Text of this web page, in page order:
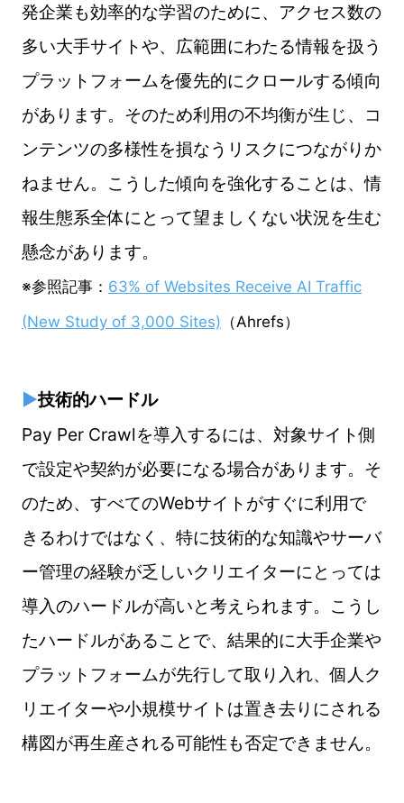
発企業も効率的な学習のために、アクセス数の
多い大手サイトや、広範囲にわたる情報を扱う
プラットフォームを優先的にクロールする傾向
があります。そのため利用の不均衡が生じ、コ
ンテンツの多様性を損なうリスクにつながりか
ねません。こうした傾向を強化することは、情
報生態系全体にとって望ましくない状況を生む
懸念があります。
※参照記事： 63% of Websites Receive AI Traffic
(New Study of 3,000 Sites) （Ahrefs）
▶技術的ハードル
Pay Per Crawlを導入するには、対象サイト側
で設定や契約が必要になる場合があります。そ
のため、すべてのWebサイトがすぐに利用で
きるわけではなく、特に技術的な知識やサーバ
ー管理の経験が乏しいクリエイターにとっては
導入のハードルが高いと考えられます。こうし
たハードルがあることで、結果的に大手企業や
プラットフォームが先行して取り入れ、個人ク
リエイターや小規模サイトは置き去りにされる
構図が再生産される可能性も否定できません。